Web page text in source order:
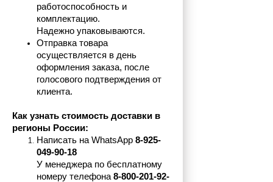
работоспособность и
комплектацию.
Надежно упаковываются.
Отправка товара
осуществляется в день
оформления заказа, после
голосового подтверждения от
клиента.
Как узнать стоимость доставки в
регионы России:
Написать на WhatsApp 8-925-
049-90-18
У менеджера по бесплатному
номеру телефона 8-800-201-92-